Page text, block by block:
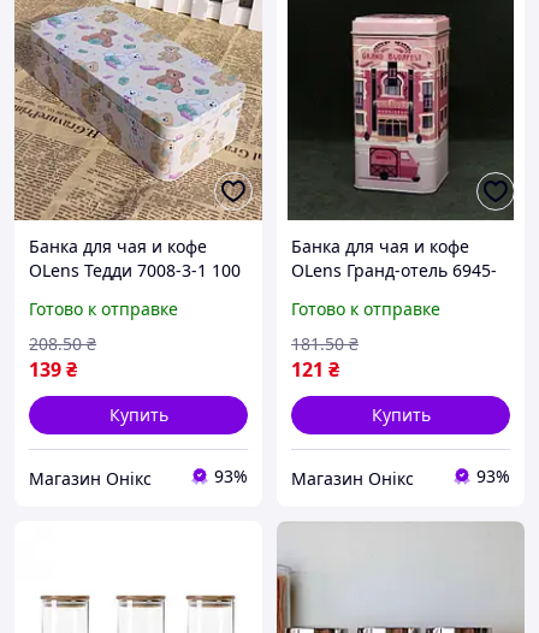
Банка для чая и кофе
OLens Тедди 7008-3-1 100
Готово к отправке
139₴
208.50 ₴
Купить
Магазин Онікс 93%
Банка для чая и кофе
OLens Гранд-отель 6945-
качество
Готово к отправке
121 ₴
181.50 ₴
Купить
Магазин Онікс 93%